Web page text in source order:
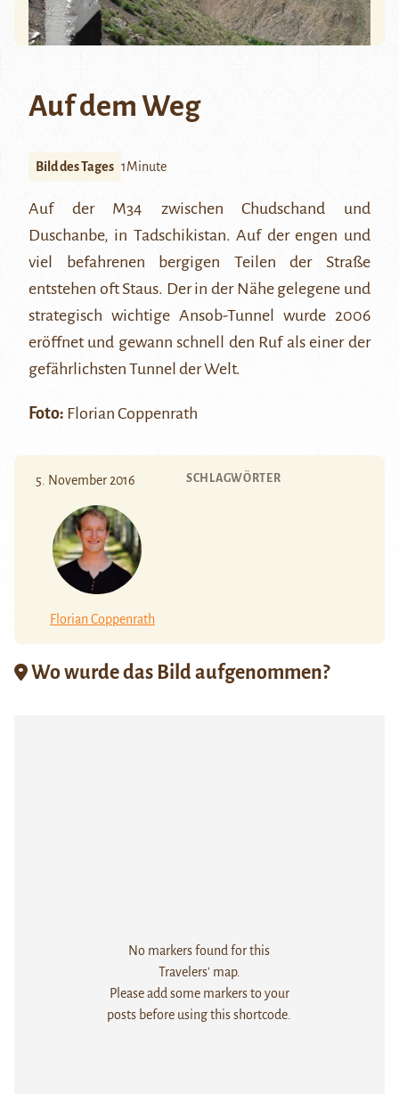
Auf dem Weg
Bild des Tages 1Minute
Auf der M34 zwischen Chudschand und
Duschanbe, in Tadschikistan. Auf der engen und
viel befahrenen bergigen Teilen der Straße
entstehen oft Staus. Der in der Nähe gelegene und
strategisch wichtige Ansob-Tunnel
wurde 2006
eröffnet und gewann schnell den Ruf als einer der
gefährlichsten Tunnel der Welt.
Foto: Florian Coppenrath
5. November 2016
Florian Coppenrath
SCHLAGWÖRTER
Wo wurde das Bild aufgenommen?
No markers found for this
Travelers' map.
Please add some markers to your
posts before using this shortcode.